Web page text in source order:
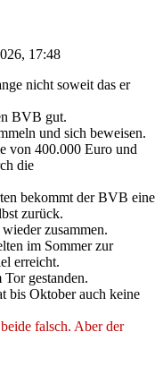
17:48
nicht soweit das er
BVB gut.
und sich beweisen.
von 400.000 Euro und
die
bekommt der BVB eine
zurück.
zusammen.
im Sommer zur
erreicht.
gestanden.
bis Oktober auch keine
falsch. Aber der